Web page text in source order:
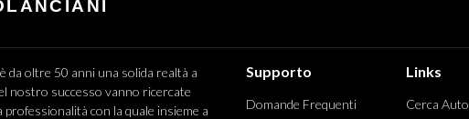
da oltre 50 anni una solida realtà a
nostro successo vanno ricercate
professionalità con la quale insieme a
Supporto
Domande Frequenti
Links
Cerca Auto